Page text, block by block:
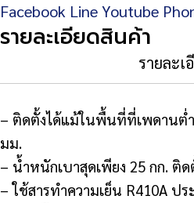
Facebook LineYoutube
รายละเอียดสินค้า
รายละเ
– ติดตั้งได้แม้ในพื้นที่ที่เพดานต่
มม.
– น้ำหนักเบาสุดเพียง 25 กก. ติ
– ใช้สารทำความเย็น R410A ป